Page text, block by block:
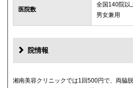
医院数
全国140院以
男女兼用
院情報
湘南美容クリニックでは1回500円で、両脇